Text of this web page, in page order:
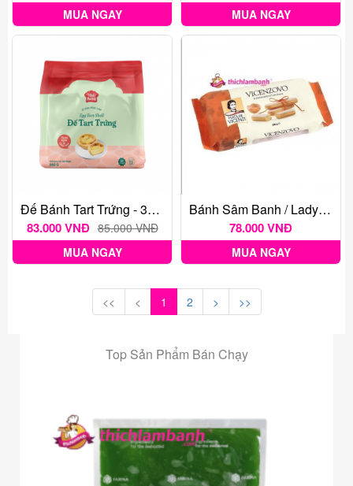
92.000 VNĐ
MUA NGAY
167.000 VNĐ
MUA NGAY
Đế Bánh Tart Trứng - 30 Đế
83.000 VNĐ 85.000 VNĐ
MUA NGAY
78.000 VNĐ
MUA NGAY
<< < 1 2 > >>